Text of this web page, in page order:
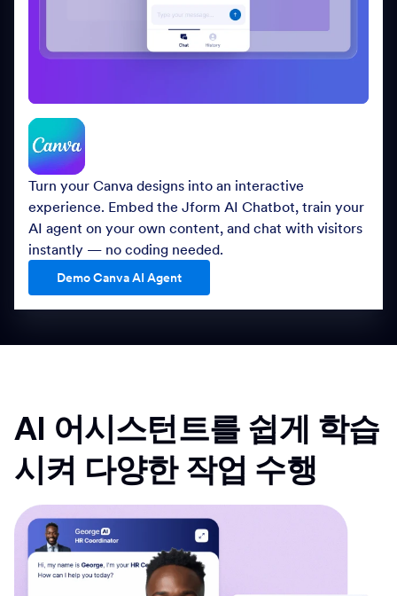
Turn your Canva designs into an interactive
experience. Embed the Jform AI Chatbot, train your
AI agent on your own content, and chat with visitors
instantly — no coding needed.
Demo Canva AI Agent
AI 어시스턴트를 쉽게 학습
시켜 다양한 작업 수행